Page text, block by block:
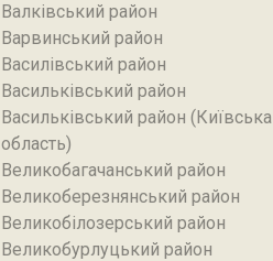
Валківський район
Варвинський район
Василівський район
Васильківський район
Васильківський район (Київська
область)
Великобагачанський район
Великоберезнянський район
Великобілозерський район‎
Великобурлуцький район